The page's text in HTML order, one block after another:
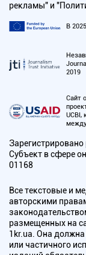
рекламы" и
В
2019
Сайт
UCBI,
Субъект в сфере
01168
Все текстовые и
авторскими
размещенных на
1kr.ua. Она
или частичного